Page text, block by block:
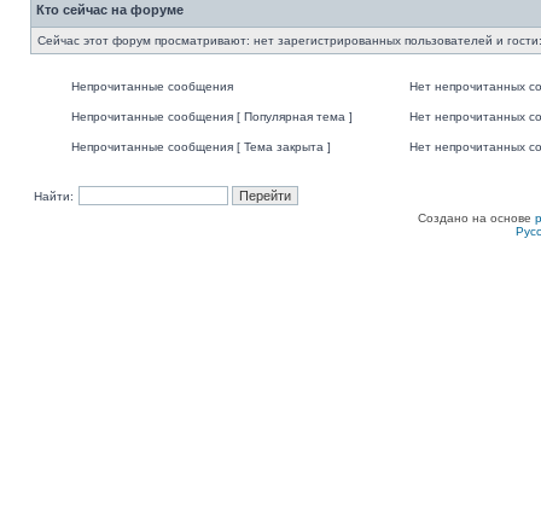
Кто сейчас на форуме
Сейчас этот форум просматривают: нет зарегистрированных пользователей и
Непрочитанные сообщения Нет непрочитанных
Непрочитанные сообщения [ Популярная тема ] Нет непрочитанных
Непрочитанные сообщения [ Тема закрыта ] Нет непрочитанных
Найти:
Создано на основе